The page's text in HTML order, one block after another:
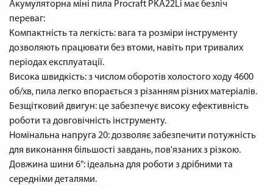
Акумуляторна міні пила Procraft PKA22Li має безліч
переваг:
Компактність та легкість: вага та розміри інструменту
дозволяють працювати без втоми, навіть при тривалих
періодах експлуатації.
Висока швидкість: з числом оборотів холостого ходу 4600
об/хв, пила легко впорається з різанням різних матеріалів.
Безщітковий двигун: це забезпечує високу ефективність
роботи та довговічність інструменту.
Номінальна напруга 20: дозволяє забезпечити потужність
для виконання більшості завдань, пов'язаних з різкою.
Довжина шини 6": ідеальна для роботи з дрібними та
середніми деталями.